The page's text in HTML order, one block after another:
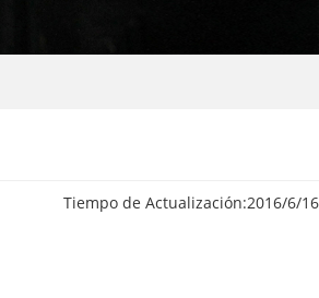
Tiempo de Actualización:2016/6/16